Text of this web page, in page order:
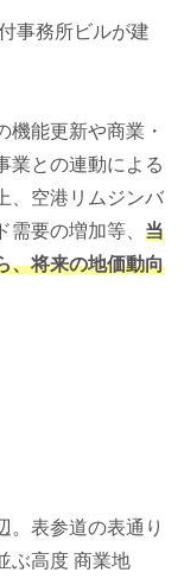
事務所ビルが建
機能更新や商業・
業との連動による
、空港リムジンバ
要の増加等、 当
、将来の地価動向
。表参道の表通り
ぶ高度 商業地